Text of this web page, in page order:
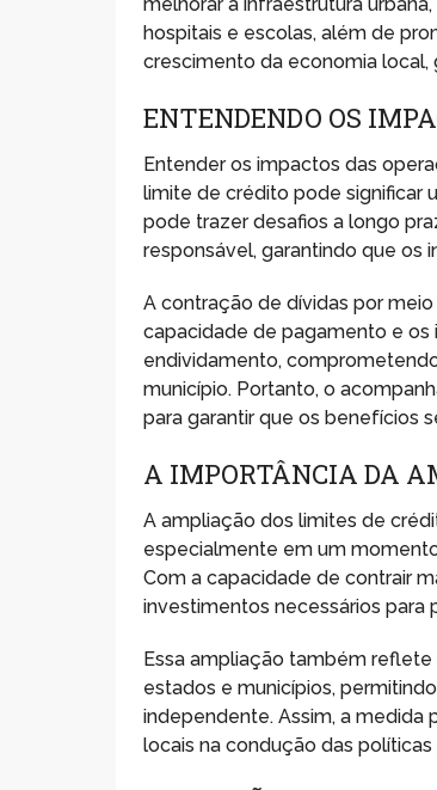
hospitais e escolas, além de
crescimento da economia
ENTENDENDO OS
Entender os impactos das
limite de crédito pode significar
pode trazer desafios a longo
responsável, garantindo que os
A contração de dívidas por
capacidade de pagamento e os
endividamento,
município. Portanto, o
para garantir que os benefícios
A IMPORTÂNCIA DA
A ampliação dos limites de
especialmente em um
Com a capacidade de contrair
investimentos necessários
Essa ampliação também
estados e municípios,
independente. Assim, a
locais na condução das